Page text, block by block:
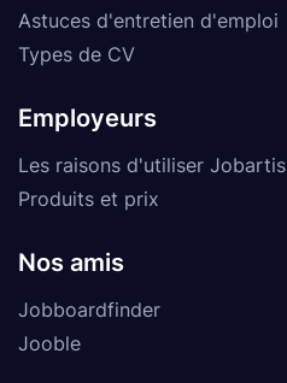
Astuces d'entretien d'emploi
Types de CV
Employeurs
Les raisons d'utiliser Jobartis
Produits et prix
Nos amis
Jobboardfinder
Jooble